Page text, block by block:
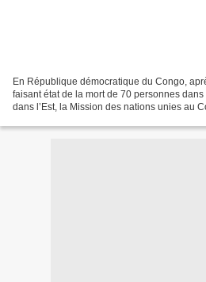
En République démocratique du Congo,
faisant état de la mort de 70 personnes
dans l’Est, la Mission des nations unies au